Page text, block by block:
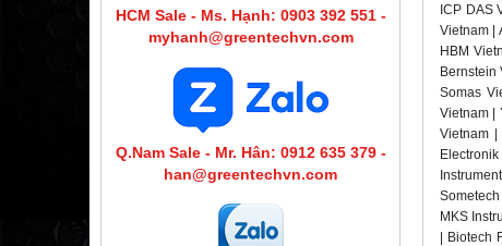
HCM Sale - Ms. Hạnh: 0903 392 551 -
myhanh@greentechvn.com
Q.Nam Sale - Mr. Hân: 0912 635 379 -
han@greentechvn.com
ICP DAS
Vietnam |
HBM
Bernstein
Somas
Vietnam |
Vietnam
MKS
| Biotech